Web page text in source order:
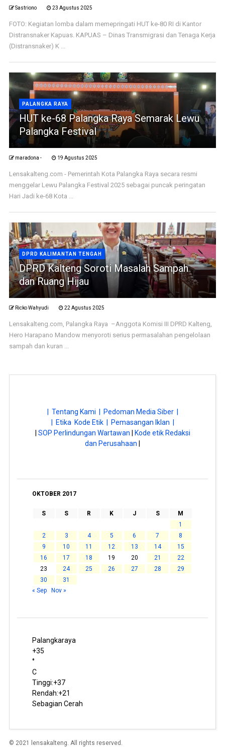
Sastriono 23 Agustus 2025
FOTO: Kegiatan lomba dalam memepringati HUT ke-80 RI di Kantor
Distransnaker Kapuas. KAPUAS – Dinas Transmigrasi dan Tenaga Kerja
(Distransnaker) K ...
PALANGKA RAYA
HUT ke-68 Palangka Raya Semarak Lewu
Palangka Festival
maradona - 19 Agustus 2025
Lensakalteng.com - Pemerintah Kota Palangka Raya secara resmi
menggelar Lewu Palangka Festival 2025 sebagai puncak peringatan
Hari Jadi ke-68 Kota ...
DPRD KALIMANTAN TENGAH
DPRD Kalteng Soroti Masalah Sampah
dan Ruang Hijau
Ricko Wahyudi 22 Agustus 2025
Lensakalteng.com, Palangka Raya –Anggota Komisi III DPRD Kalteng,
Hero Harapano Mandow menyoroti serius permasalahan pengelolaan
sampah dan kuran ...
| Tentang Kami |
Pedoman Media Siber |
| Etika Kode Etik |
Pemasangan Iklan |
SOP Perlindungan Wartawan
Kode etik Redaksi
dan Perusahaan
OKTOBER 2017
S S R K J S
M
1
2
3 4 5 6 7
8
9
10 11 12 13 14
15
16
17 18 19 20 21
22
23
24 25 26 27 28
29
30
31
« Sep
Nov »
Palangkaraya
+35
°
C
Tinggi:+37
Rendah:+21
Sebagian Cerah
© 2021 lensakalteng. All rights reserved.